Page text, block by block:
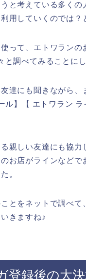
と考えている多くの
用していくのでは？
って、エトワラン
調べてみることにし
達にも聞きながら
ル】【 エトワラン
親しい友達にも協
お店がラインなどで
。
とをネットで調べ
きますね♪
登録後の大